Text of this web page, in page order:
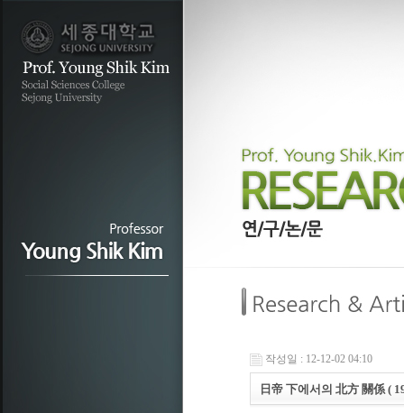
작성일 : 12-12-02 04:10
日帝 下에서의 北方 關係 (